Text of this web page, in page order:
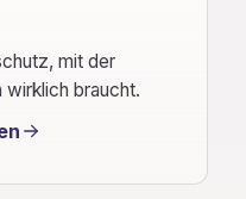
mit der
braucht.